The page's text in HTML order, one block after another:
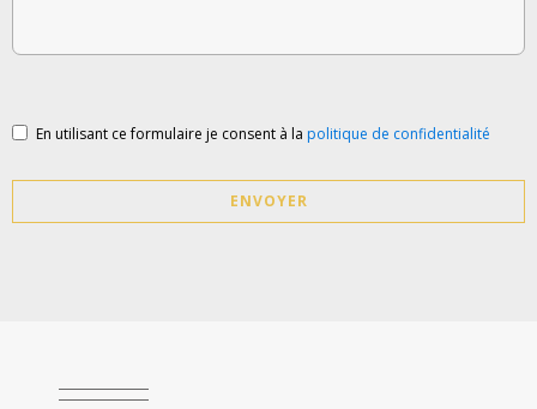
En utilisant ce formulaire je consent à la politique de confidentialité
ENVOYER